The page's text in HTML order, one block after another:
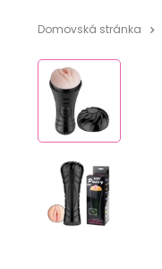
Domovská stránka